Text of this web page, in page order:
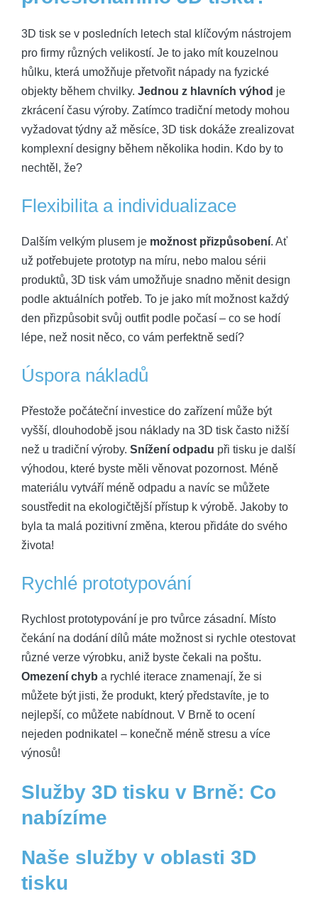
3D tisk se v posledních letech stal klíčovým nástrojem
pro firmy různých velikostí. Je to jako mít kouzelnou
hůlku, která umožňuje přetvořit nápady na fyzické
objekty během chvilky. Jednou z hlavních výhod je
zkrácení času výroby. Zatímco tradiční metody mohou
vyžadovat týdny až měsíce, 3D tisk dokáže zrealizovat
komplexní designy během několika hodin. Kdo by to
nechtěl, že?
Flexibilita a individualizace
Dalším velkým plusem je možnost přizpůsobení. Ať
už potřebujete prototyp na míru, nebo malou sérii
produktů, 3D tisk vám umožňuje snadno měnit design
podle aktuálních potřeb. To je jako mít možnost každý
den přizpůsobit svůj outfit podle počasí – co se hodí
lépe, než nosit něco, co vám perfektně sedí?
Úspora nákladů
Přestože počáteční investice do zařízení může být
vyšší, dlouhodobě jsou náklady na 3D tisk často nižší
než u tradiční výroby. Snížení odpadu při tisku je další
výhodou, které byste měli věnovat pozornost. Méně
materiálu vytváří méně odpadu a navíc se můžete
soustředit na ekologičtější přístup k výrobě. Jakoby to
byla ta malá pozitivní změna, kterou přidáte do svého
života!
Rychlé prototypování
Rychlost prototypování je pro tvůrce zásadní. Místo
čekání na dodání dílů máte možnost si rychle otestovat
různé verze výrobku, aniž byste čekali na poštu.
Omezení chyb a rychlé iterace znamenají, že si
můžete být jisti, že produkt, který představíte, je to
nejlepší, co můžete nabídnout. V Brně to ocení
nejeden podnikatel – konečně méně stresu a více
výnosů!
Služby 3D tisku v Brně: Co
nabízíme
Naše služby v oblasti 3D
tisku